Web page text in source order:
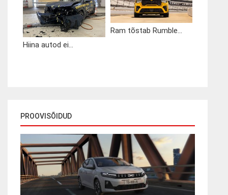
Hiina autod ei...
Ram tõstab Rumble...
PROOVISÕIDUD